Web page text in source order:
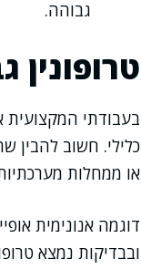
גבוהה.
בעבודתי המקצועית
כלילי. חשוב להבין
או ממחלות
דוגמה אנונימית
ובבדיקות נמצא